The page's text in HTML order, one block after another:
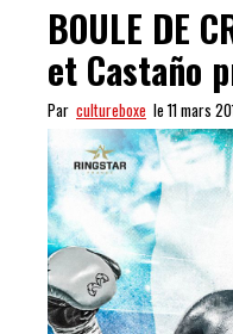
BOULE DE
et Castaño
Par cultureboxe le 11 mars